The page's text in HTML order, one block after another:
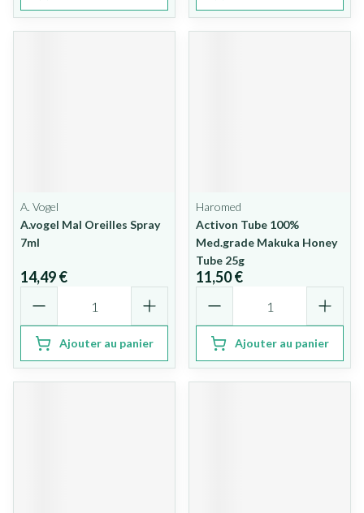
A. Vogel
A.vogel Mal Oreilles Spray
7ml
14,49 €
Ajouter au panier
Haromed
Activon Tube 100%
Med.grade Makuka Honey
Tube 25g
11,50 €
Ajouter au panier